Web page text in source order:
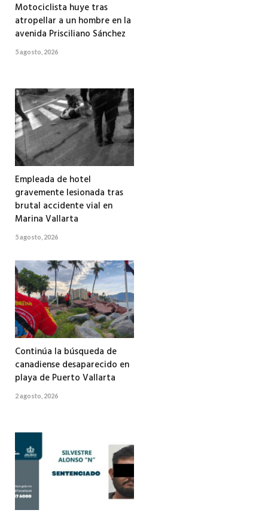
Motociclista huye tras
atropellar a un hombre en la
avenida Prisciliano Sánchez
5 agosto, 2026
Empleada de hotel
gravemente lesionada tras
brutal accidente vial en
Marina Vallarta
5 agosto, 2026
Continúa la búsqueda de
canadiense desaparecido en
playa de Puerto Vallarta
2 agosto, 2026